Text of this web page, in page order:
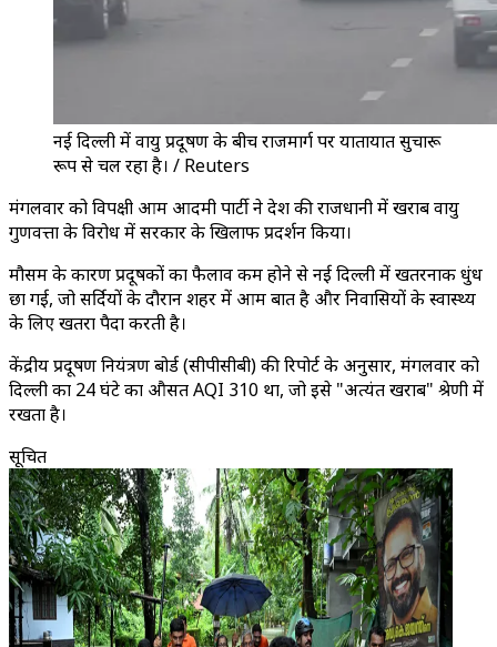
नई दिल्ली में वायु प्रदूषण के बीच राजमार्ग पर यातायात सुचारू
रूप से चल रहा है। / Reuters
मंगलवार को विपक्षी आम आदमी पार्टी ने देश की राजधानी में खराब वायु
गुणवत्ता के विरोध में सरकार के खिलाफ प्रदर्शन किया।
मौसम के कारण प्रदूषकों का फैलाव कम होने से नई दिल्ली में खतरनाक धुंध
छा गई, जो सर्दियों के दौरान शहर में आम बात है और निवासियों के स्वास्थ्य
के लिए खतरा पैदा करती है।
केंद्रीय प्रदूषण नियंत्रण बोर्ड (सीपीसीबी) की रिपोर्ट के अनुसार, मंगलवार को
दिल्ली का 24 घंटे का औसत AQI 310 था, जो इसे "अत्यंत खराब" श्रेणी में
रखता है।
सूचित